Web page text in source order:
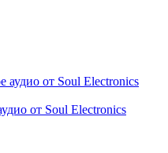
от Soul Electronics